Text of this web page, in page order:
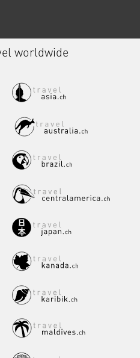
worldwide